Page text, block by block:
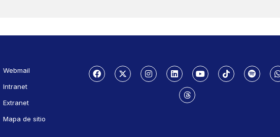
Webmail
Intranet
Extranet
Mapa de sitio